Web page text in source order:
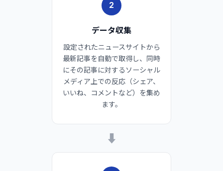
2
データ収集
設定されたニュースサイトから
最新記事を自動で取得し、同時
にその記事に対するソーシャル
メディア上での反応（シェア、
いいね、コメントなど）を集め
ます。
➡